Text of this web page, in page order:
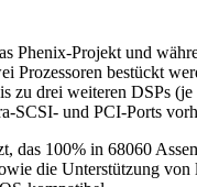
Projekt und
Prozessoren bestückt
zu drei weiteren DSPs
SCSI- und PCI-Ports
100% in 68060
die Unterstützung